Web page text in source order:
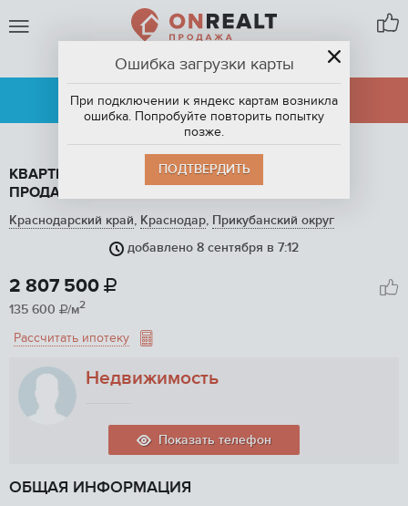
КРАСНОДАР
АРЕНДА
ПРОДАЖА
КВАРТИРА СТУДИЯ, 20.7 М2, ЭТАЖ 11 / 18, НА
ПРОДАЖУ В КРАСНОДАРЕ
Краснодарский край, Краснодар, Прикубанский округ
добавлено 8 сентября в 7:12
1 / 13
2 807 500 
135 600 /м2
Рассчитать ипотеку
Недвижимость
Показать телефон
ОБЩАЯ ИНФОРМАЦИЯ
Ошибка загрузки карты
При подключении к яндекс картам возникла
ошибка. Попробуйте повторить попытку
позже.
ПОДТВЕРДИТЬ